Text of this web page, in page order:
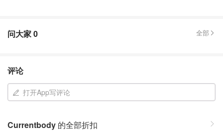
问大家0 全部
评论
打开App写评论
Currentbody 的全部折扣